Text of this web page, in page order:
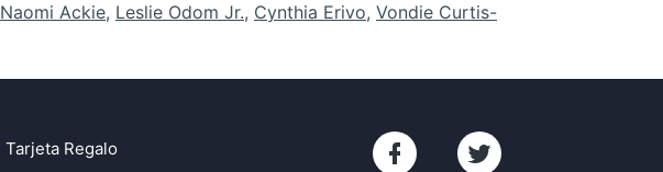
Naomi Ackie, Leslie Odom Jr., Cynthia Erivo, Vondie Curtis-
Tarjeta Regalo